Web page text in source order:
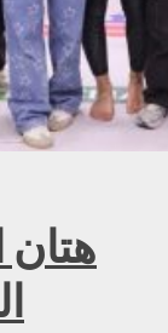
هتان